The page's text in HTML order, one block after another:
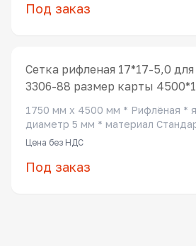
Под заказ
Сетка рифленая 17*17-5,0
3306-88 размер карты
1750 мм x 4500 мм * Рифлёная *
диаметр 5 мм * материал
Цена без НДС
Под заказ